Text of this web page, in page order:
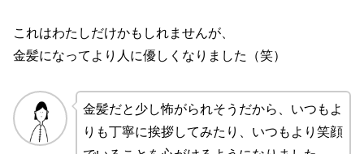
これはわたしだけかもしれませんが、
金髪になってより人に優しくなりました（笑）
金髪だと少し怖がられそうだから、いつもよ
りも丁寧に挨拶してみたり、いつもより笑顔